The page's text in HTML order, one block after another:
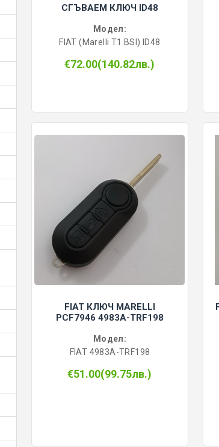
СГЪВАЕМ КЛЮЧ ID48
Модел:
FIAT (Marelli T1 BSI) ID48
€72.00(140.82лв.)
FIAT КЛЮЧ MARELLI
PCF7946 4983A-TRF198
Модел:
FIAT 4983A-TRF198
€51.00(99.75лв.)